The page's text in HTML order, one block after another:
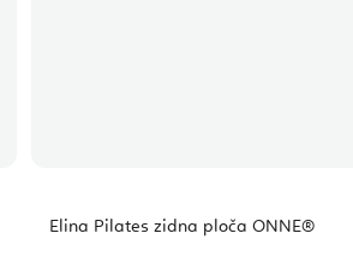
Elina Pilates zidna ploča ONNE®